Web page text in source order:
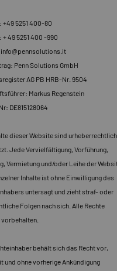
+49 5251 400-80
+ 49 5251 400 -990
Penn Solutions GmbH
AG PB HRB-Nr. 9504
Markus Regenstein
DE815128064
dieser Website sind urheberrechtlich
Jede Vervielfältigung, Vorführung,
Vermietung und/oder Leihe der
Inhalte ist ohne Einwilligung des
untersagt und zieht straf- oder
Folgen nach sich. Alle Rechte
behält sich das Recht vor,
und ohne vorherige Ankündigung